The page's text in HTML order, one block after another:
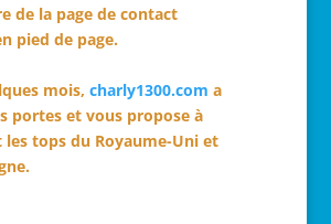
de la page de contact
pied de page.
mois, charly1300.com a
portes et vous propose à
tops du Royaume-Uni et